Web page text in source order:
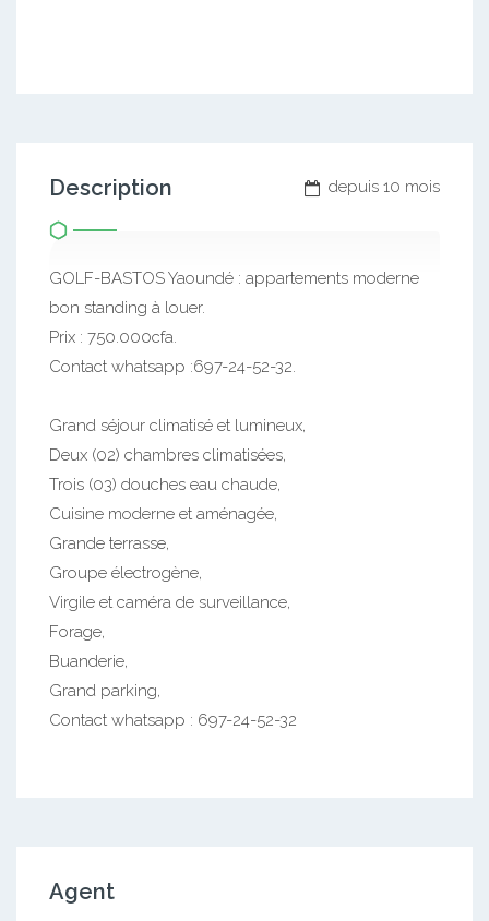
depuis 10 mois
Description
GOLF-BASTOS Yaoundé : appartements moderne
bon standing à louer.
Prix : 750.000cfa.
Contact whatsapp :697-24-52-32.
Grand séjour climatisé et lumineux,
Deux (02) chambres climatisées,
Trois (03) douches eau chaude,
Cuisine moderne et aménagée,
Grande terrasse,
Groupe électrogène,
Virgile et caméra de surveillance,
Forage,
Buanderie,
Grand parking,
Contact whatsapp : 697-24-52-32
Agent